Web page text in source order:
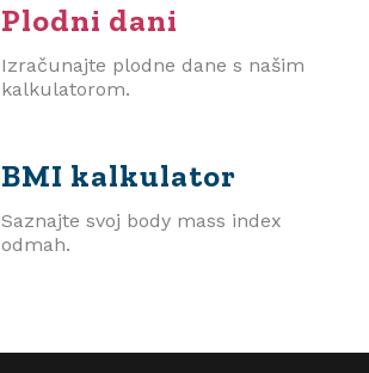
Plodni dani
Izračunajte plodne dane s našim
kalkulatorom.
BMI kalkulator
Saznajte svoj body mass index
odmah.